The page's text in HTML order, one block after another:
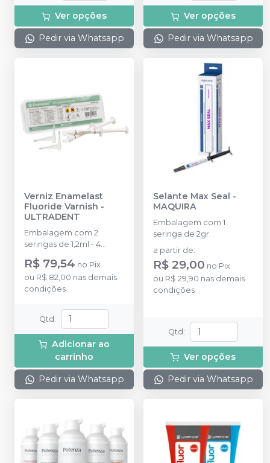
Ver opções
Pedir via Whatsapp
Ver opções
Pedir via Whatsapp
Verniz Enamelast
Fluoride Varnish -
ULTRADENT
Embalagem com 2
seringas de 1,2ml - 4
SoftEZ Tips
R$ 79,54 no Pix
ou R$ 82,00 nas demais
condições
Qtd :
Adicionar ao
carrinho
Pedir via Whatsapp
Selante Max Seal -
MAQUIRA
Embalagem com 1
seringa de 2gr.
a partir de:
R$ 29,00 no Pix
ou R$ 29,90 nas demais
condições
Qtd :
Ver opções
Pedir via Whatsapp